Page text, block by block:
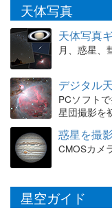
天体写真
天体写真
月、惑星、
デジタル
PCソフト
星団撮影を
惑星を撮
CMOSカメ
星空ガイド